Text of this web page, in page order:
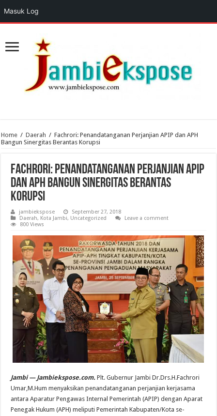
Home / Daerah / Fachrori: Penandatanganan Perjanjian APIP dan APH
Bangun Sinergitas Berantas Korupsi
Fachrori: Penandatanganan Perjanjian APIP
dan APH Bangun Sinergitas Berantas
Korupsi
jambiekspose
September 27, 2018
Daerah, Kota Jambi, Uncategorized
Leave a comment
800 Views
Jambi — Jambiekspose.com. Plt. Gubernur Jambi Dr.Drs.H.Fachrori
Umar,M.Hum menyaksikan penandatanganan perjanjian kerjasama
antara Aparatur Pengawas Internal Pemerintah (APIP) dengan Aparat
Penegak Hukum (APH) meliputi Pemerintah Kabupaten/Kota se-
Masuk Log